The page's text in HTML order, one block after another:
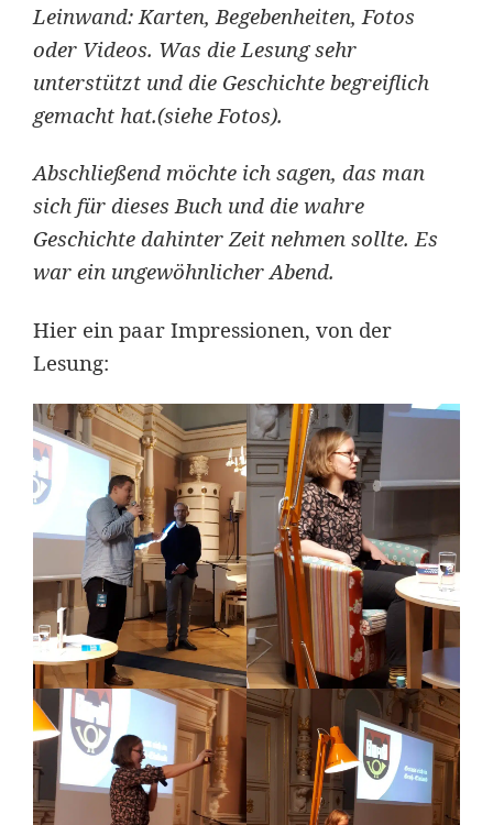
Leinwand: Karten, Begebenheiten, Fotos
oder Videos. Was die Lesung sehr
unterstützt und die Geschichte begreiflich
gemacht hat.(siehe Fotos).
Abschließend möchte ich sagen, das man
sich für dieses Buch und die wahre
Geschichte dahinter Zeit nehmen sollte. Es
war ein ungewöhnlicher Abend.
Hier ein paar Impressionen, von der
Lesung: